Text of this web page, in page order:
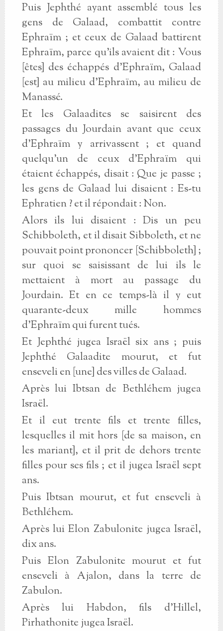
Puis Jephthé ayant assemblé tous les
gens de Galaad, combattit contre
Ephraïm ; et ceux de Galaad battirent
Ephraïm, parce qu’ils avaient dit : Vous
[êtes] des échappés d’Ephraïm, Galaad
[est] au milieu d’Ephraïm, au milieu de
Manassé.
Et les Galaadites se saisirent des
passages du Jourdain avant que ceux
d’Ephraïm y arrivassent ; et quand
quelqu’un de ceux d’Ephraïm qui
étaient échappés, disait : Que je passe ;
les gens de Galaad lui disaient : Es-tu
Ephratien ? et il répondait : Non.
Alors ils lui disaient : Dis un peu
Schibboleth, et il disait Sibboleth, et ne
pouvait point prononcer [Schibboleth] ;
sur quoi se saisissant de lui ils le
mettaient à mort au passage du
Jourdain. Et en ce temps-là il y eut
quarante-deux mille hommes
d’Ephraïm qui furent tués.
Et Jephthé jugea Israël six ans ; puis
Jephthé Galaadite mourut, et fut
enseveli en [une] des villes de Galaad.
Après lui Ibtsan de Bethléhem jugea
Israël.
Et il eut trente fils et trente filles,
lesquelles il mit hors [de sa maison, en
les mariant], et il prit de dehors trente
filles pour ses fils ; et il jugea Israël sept
ans.
Puis Ibtsan mourut, et fut enseveli à
Bethléhem.
Après lui Elon Zabulonite jugea Israël,
dix ans.
Puis Elon Zabulonite mourut et fut
enseveli à Ajalon, dans la terre de
Zabulon.
Après lui Habdon, fils d’Hillel,
Pirhathonite jugea Israël.